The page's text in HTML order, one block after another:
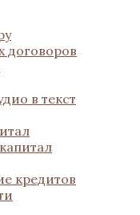
договоров
в текст
кредитов